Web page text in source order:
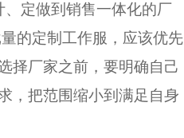
定做到销售一体化的厂
的定制工作服，应该优先
择厂家之前，要明确自己
，把范围缩小到满足自身